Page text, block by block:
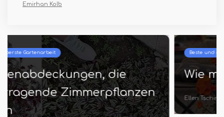
Emirhan Kolb
Beste und oberste Gartenarbeit
Wie man Geranien verbreitet
Ellen Tschirch